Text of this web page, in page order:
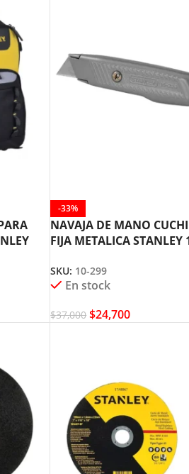
-33%
NAVAJA DE MANO
FIJA METALICA STANLEY
SKU: 10-299
En stock
$37,000 $24,700